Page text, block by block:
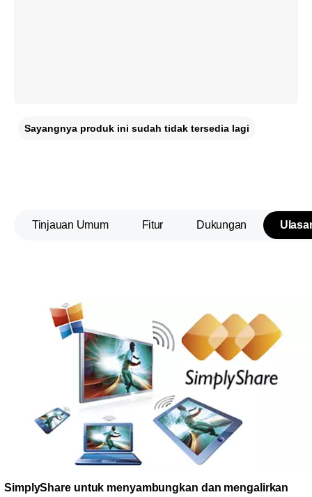
Sayangnya produk ini sudah tidak tersedia lagi
Tinjauan Umum Fitur Dukungan
SimplyShare untuk menyambungkan dan mengalirkan